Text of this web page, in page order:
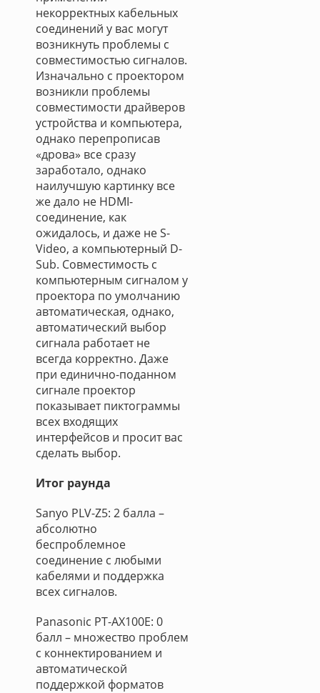
некорректных кабельных
соединений у вас могут
возникнуть проблемы с
совместимостью сигналов.
Изначально с проектором
возникли проблемы
совместимости драйверов
устройства и компьютера,
однако перепрописав
«дрова» все сразу
заработало, однако
наилучшую картинку все
же дало не HDMI-
соединение, как
ожидалось, и даже не S-
Video, а компьютерный D-
Sub. Совместимость с
компьютерным сигналом у
проектора по умолчанию
автоматическая, однако,
автоматический выбор
сигнала работает не
всегда корректно. Даже
при единично-поданном
сигнале проектор
показывает пиктограммы
всех входящих
интерфейсов и просит вас
сделать выбор.
Итог раунда
Sanyo PLV-Z5: 2 балла –
абсолютно
беспроблемное
соединение с любыми
кабелями и поддержка
всех сигналов.
Panasonic PT-AX100E: 0
балл – множество проблем
с коннектированием и
автоматической
поддержкой форматов